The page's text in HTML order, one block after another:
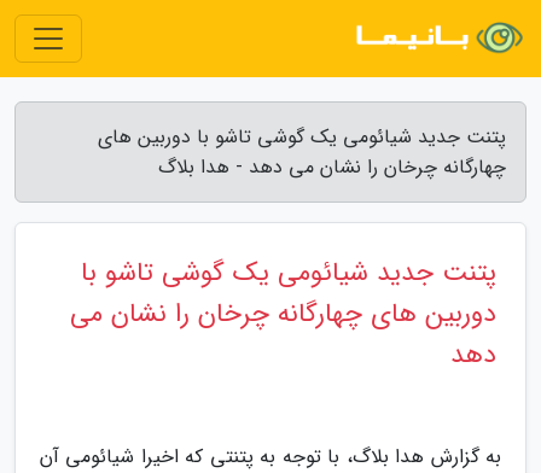
پتنت جدید شیائومی یک گوشی تاشو با دوربین های
چهارگانه چرخان را نشان می دهد - هدا بلاگ
پتنت جدید شیائومی یک گوشی تاشو با
دوربین های چهارگانه چرخان را نشان می
دهد
به گزارش هدا بلاگ، با توجه به پتنتی که اخیرا شیائومی آن